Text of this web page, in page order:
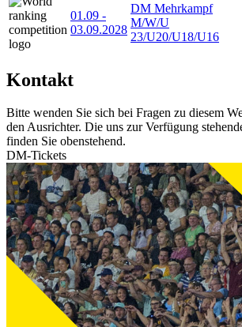
01.09 -
03.09.2028
DM Mehrkampf
M/W/U
23/U20/U18/U16
Kontakt
Bitte wenden Sie sich bei Fragen zu diesem
den Ausrichter. Die uns zur Verfügung
finden Sie obenstehend.
DM-Tickets